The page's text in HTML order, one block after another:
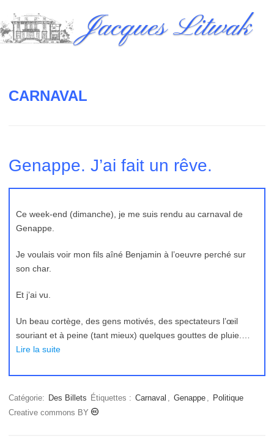
to
content
Jacques Litwak
CARNAVAL
Genappe. J’ai fait un rêve.
Ce week-end (dimanche), je me suis rendu au carnaval de
Genappe.
Je voulais voir mon fils aîné Benjamin à l’oeuvre perché sur
son char.
Et j’ai vu.
Un beau cortège, des gens motivés, des spectateurs l’œil
souriant et à peine (tant mieux) quelques gouttes de pluie.…
Lire la suite
Catégorie: Des Billets Étiquettes : Carnaval , Genappe , Politique
Creative commons BY